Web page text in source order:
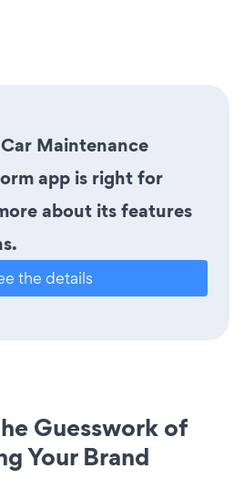
Maintenance
app is right for
about its features
the details
Guesswork of
Your Brand